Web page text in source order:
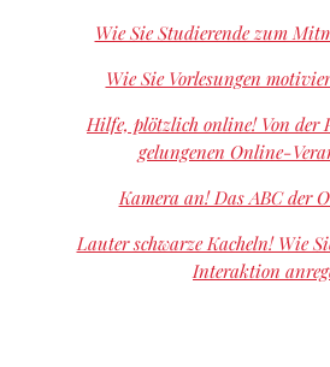
Wie Sie Studierende zum
Wie Sie Vorlesungen
Hilfe, plötzlich online! Von der
gelungenen Online-
Kamera an! Das ABC der
Lauter schwarze Kacheln! Wie
Interaktion